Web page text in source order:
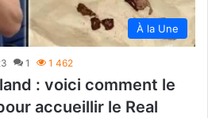
À la Une
1 1 462
: voici comment le
accueillir le Real